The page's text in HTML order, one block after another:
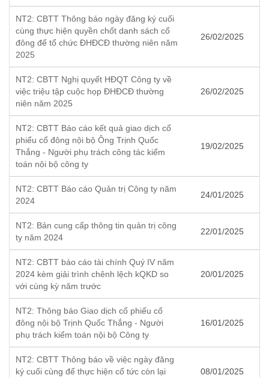
NT2: CBTT Thông báo ngày đăng ký cuối
cùng thực hiện quyền chốt danh sách cổ
đông để tổ chức ĐHĐCĐ thường niên năm
2025
26/02/2025
NT2: CBTT Nghị quyết HĐQT Công ty về
việc triệu tập cuộc họp ĐHĐCĐ thường
niên năm 2025
26/02/2025
NT2: CBTT Báo cáo kết quả giao dịch cổ
phiểu cổ đông nội bộ Ông Trịnh Quốc
Thắng - Người phụ trách công tác kiểm
toán nội bộ công ty
19/02/2025
NT2: CBTT Báo cáo Quản trị Công ty năm
2024
24/01/2025
NT2: Bản cung cấp thông tin quản trị công
ty năm 2024
22/01/2025
NT2: CBTT báo cáo tài chính Quý IV năm
2024 kèm giải trình chênh lệch kQKD so
với cùng kỳ năm trước
20/01/2025
NT2: Thông báo Giao dịch cổ phiếu cổ
đông nội bộ Trịnh Quốc Thắng - Người
phụ trách kiểm toán nội bộ Công ty
16/01/2025
NT2: CBTT Thông báo về việc ngày đăng
ký cuối cùng để thực hiện cổ tức còn lại
08/01/2025